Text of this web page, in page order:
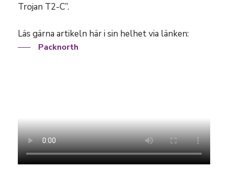
Trojan T2-C”.
Läs gärna artikeln här i sin helhet via länken:
Packnorth